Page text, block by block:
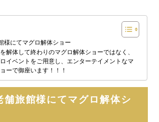
様にてマグロ解体ショー
解体して終わりのマグロ解体ショーではなく、
イベントをご用意し、エンターテイメントなマ
ーで御座います！！！
舗旅館様にてマグロ解体シ